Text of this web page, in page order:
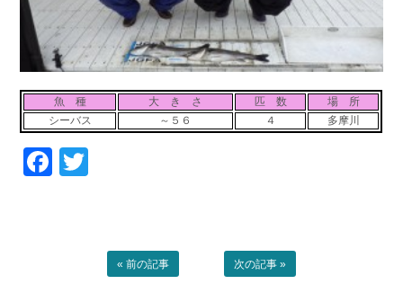
魚 種 大 き さ 匹 数
場 所
シーバス
～５６ ４ 多摩川
Facebook
« 前の記事 次の記事 »